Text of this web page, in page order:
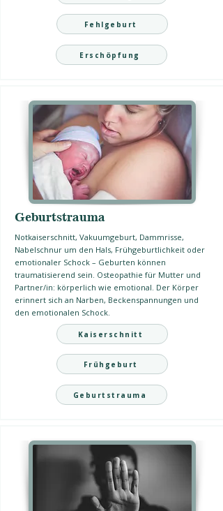
Fehlgeburt
Erschöpfung
Geburtstrauma
Notkaiserschnitt, Vakuumgeburt, Dammrisse,
Nabelschnur um den Hals, Frühgeburtlichkeit oder
emotionaler Schock – Geburten können
traumatisierend sein. Osteopathie für Mutter und
Partner/in: körperlich wie emotional. Der Körper
erinnert sich an Narben, Beckenspannungen und
den emotionalen Schock.
Kaiserschnitt
Frühgeburt
Geburtstrauma